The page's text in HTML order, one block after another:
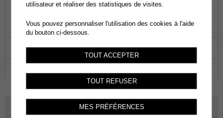
09 10 11 12
16 17 18 19 20
23 24 25 26 27
FÉVRIER 2024
utilisateur et réaliser des statistiques de visites.
Vous pouvez personnaliser l'utilisation des cookies à l'aide
du bouton ci-dessous.
TOUT ACCEPTER
TOUT REFUSER
MES PRÉFÉRENCES